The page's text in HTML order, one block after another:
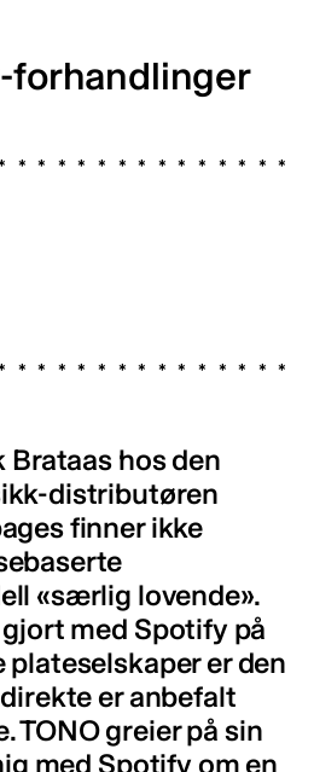
forhandlinger
Brataas hos den
distributøren
finner ikke
«særlig lovende».
med Spotify på
plateselskaper er den
er anbefalt
TONO greier på sin
med Spotify om en